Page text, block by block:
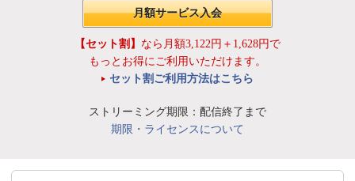
月額サービス入会
【セット割】 なら月額3,122円＋1,628円で
もっとお得にご利用いただけます。
セット割ご利用方法はこちら
ストリーミング期限：配信終了まで
期限・ライセンスについて